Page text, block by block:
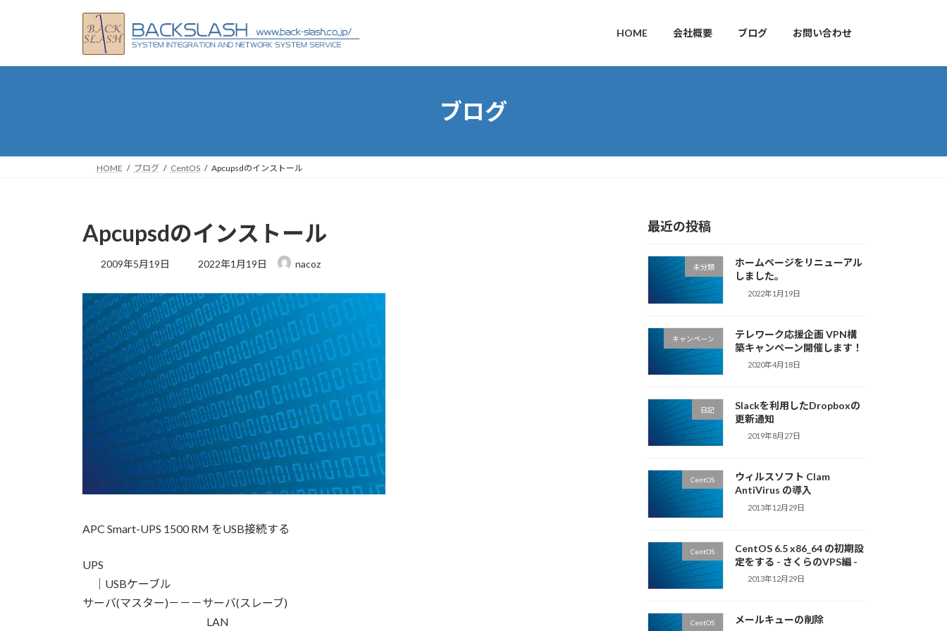
プ
動
HOME 会社概要 ブログ お問い合わせ
ブログ
HOME ブログ CentOS Apcupsdのインストール
Apcupsdのインストール
2009年5月19日
最
新
日
時
:
2022年1月19日 nacoz
APC Smart-UPS 1500 RM をUSB接続する
UPS
｜USBケーブル
サーバ(マスター)－－－サーバ(スレーブ)
LAN
最近の投稿
未分類
ホームページをリニューアル
しました。
2022年1月19日
キャンペーン
テレワーク応援企画 VPN構
築キャンペーン開催します！
2020年4月18日
日記
Slackを利用したDropboxの
更新通知
2019年8月27日
CentOS
ウィルスソフト Clam
AntiVirus の導入
2013年12月29日
CentOS
CentOS 6.5 x86_64 の初期設
定をする - さくらのVPS編 -
2013年12月29日
CentOS メールキューの削除